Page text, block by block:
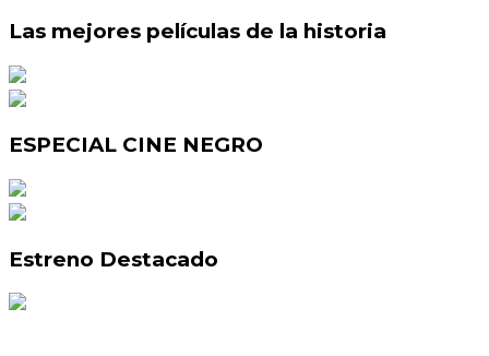
Las mejores películas de la historia
ESPECIAL CINE NEGRO
Estreno Destacado